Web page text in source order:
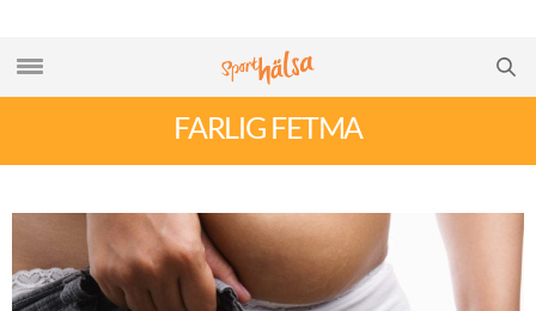
FARLIG FETMA